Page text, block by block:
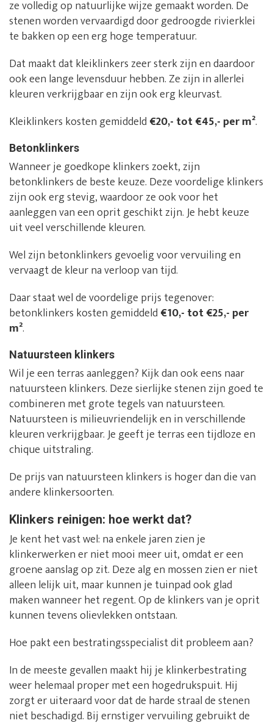
ze volledig op natuurlijke wijze gemaakt worden. De
stenen worden vervaardigd door gedroogde rivierklei
te bakken op een erg hoge temperatuur.
Dat maakt dat kleiklinkers zeer sterk zijn en daardoor
ook een lange levensduur hebben. Ze zijn in allerlei
kleuren verkrijgbaar en zijn ook erg kleurvast.
Kleiklinkers kosten gemiddeld €20,- tot €45,- per m².
Betonklinkers
Wanneer je goedkope klinkers zoekt, zijn
betonklinkers de beste keuze. Deze voordelige klinkers
zijn ook erg stevig, waardoor ze ook voor het
aanleggen van een oprit geschikt zijn. Je hebt keuze
uit veel verschillende kleuren.
Wel zijn betonklinkers gevoelig voor vervuiling en
vervaagt de kleur na verloop van tijd.
Daar staat wel de voordelige prijs tegenover:
betonklinkers kosten gemiddeld €10,- tot €25,- per
m².
Natuursteen klinkers
Wil je een terras aanleggen? Kijk dan ook eens naar
natuursteen klinkers. Deze sierlijke stenen zijn goed te
combineren met grote tegels van natuursteen.
Natuursteen is milieuvriendelijk en in verschillende
kleuren verkrijgbaar. Je geeft je terras een tijdloze en
chique uitstraling.
De prijs van natuursteen klinkers is hoger dan die van
andere klinkersoorten.
Klinkers reinigen: hoe werkt dat?
Je kent het vast wel: na enkele jaren zien je
klinkerwerken er niet mooi meer uit, omdat er een
groene aanslag op zit. Deze alg en mossen zien er niet
alleen lelijk uit, maar kunnen je tuinpad ook glad
maken wanneer het regent. Op de klinkers van je oprit
kunnen tevens olievlekken ontstaan.
Hoe pakt een bestratingsspecialist dit probleem aan?
In de meeste gevallen maakt hij je klinkerbestrating
weer helemaal proper met een hogedrukspuit. Hij
zorgt er uiteraard voor dat de harde straal de stenen
niet beschadigd. Bij ernstiger vervuiling gebruikt de